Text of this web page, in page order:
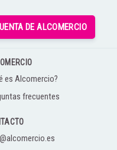
DE ALCOMERCIO
es Alcomercio?
frecuentes